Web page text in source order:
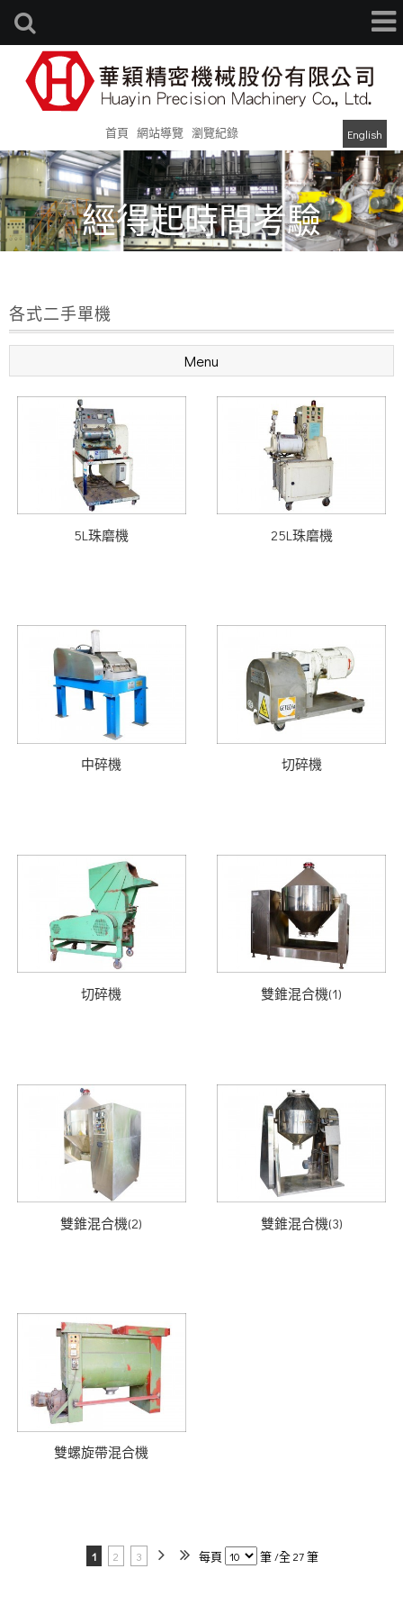
首頁 網站導覽 English
瀏覽紀錄
經得起時間考驗
各式二手單機
Menu
5L珠磨機 25L珠磨機
中碎機 切碎機
切碎機 雙錐混合機(1)
雙錐混合機(2) 雙錐混合機(3)
雙螺旋帶混合機
1 2 3 每頁 筆 /全 27 筆